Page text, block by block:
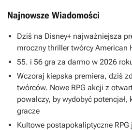
Najnowsze Wiadomości
Dziś na Disney+ najważniejsza
mroczny thriller twórcy American
55. i 56 gra za darmo w 2026
Wczoraj kiepska premiera, dziś
twórców. Nowe RPG akcji z
powalczy, by wydobyć potencjał,
gracze
Kultowe postapokaliptyczne RPG